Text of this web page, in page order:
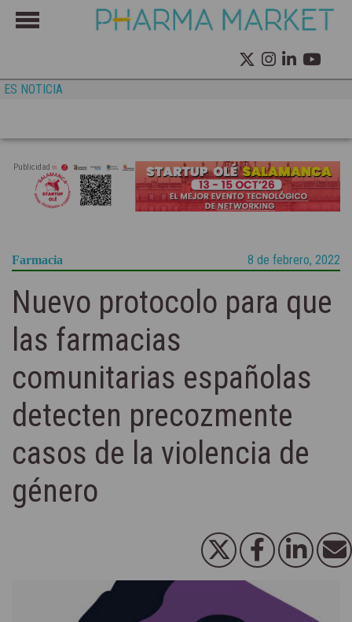
ES NOTICIA
Publicidad
Farmacia 8 de febrero, 2022
Nuevo protocolo para que
las farmacias
comunitarias españolas
detecten precozmente
casos de la violencia de
género